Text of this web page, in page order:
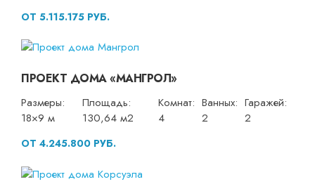
ОТ 5.115.175 РУБ.
ПРОЕКТ ДОМА «МАНГРОЛ»
Размеры:
18×9 м
Площадь:
130,64 м2
Комнат:
4
Ванных:
2
Гаражей:
2
ОТ 4.245.800 РУБ.